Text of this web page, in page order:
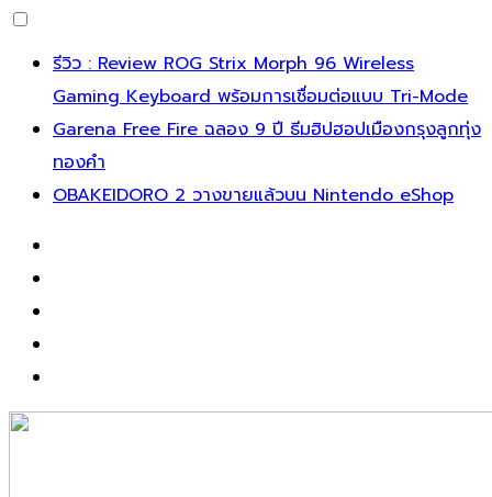
รีวิว : Review ROG Strix Morph 96 Wireless
Gaming Keyboard พร้อมการเชื่อมต่อแบบ Tri-Mode
Garena Free Fire ฉลอง 9 ปี ธีมฮิปฮอปเมืองกรุงลูกทุ่ง
ทองคำ
OBAKEIDORO 2 วางขายแล้วบน Nintendo eShop